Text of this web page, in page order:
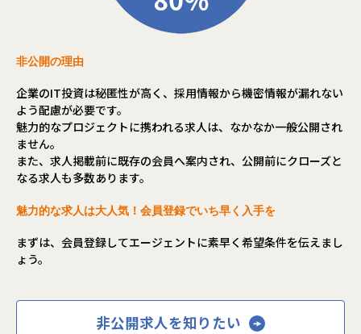
非公開の理由
企業のIT投資は秘匿性が高く、採用情報から機密情報が漏れない
よう配慮が必要です。
魅力的なプロジェクトに携われる求人は、なかなか一般公開され
ません。
また、求人掲載前に既存の会員へ案内され、公開前にクローズと
なる求人も多数あります。
魅力的な求人は大人気！会員登録でいち早く入手を
まずは、会員登録してエージェントに素早く希望条件を伝えまし
ょう。
非公開求人を知りたい